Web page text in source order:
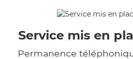
Service mis en
Permanence